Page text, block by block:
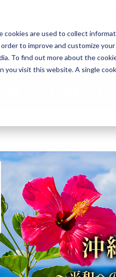
are used to collect
to improve and customize
To find out more about the
you visit this website. A single
能楽を知る
演】8月6日